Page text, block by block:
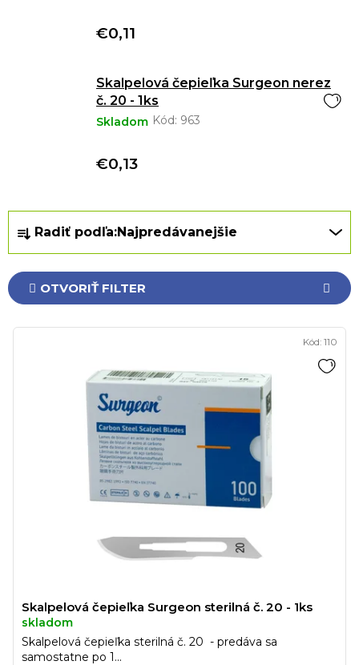
€0,11
Skalpelová čepieľka Surgeon nerez
č. 20 - 1ks
Skladom Kód: 963
€0,13
a
d
e
n
Radiť podľa:Najpredávanejšie
OTVORIŤ FILTER
V
Skalpelová čepieľka Surgeon sterilná č. 20 - 1ks
skladom
Skalpelová čepieľka sterilná č. 20 - predáva sa
samostatne po 1...
Kód: 110